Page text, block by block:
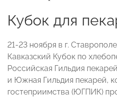
Кубок для
21-23 ноября в г.
Кавказский Кубок по
Российская Гильдия
и Южная Гильдия пекарей,
гостеприимства (ЮГПИК)